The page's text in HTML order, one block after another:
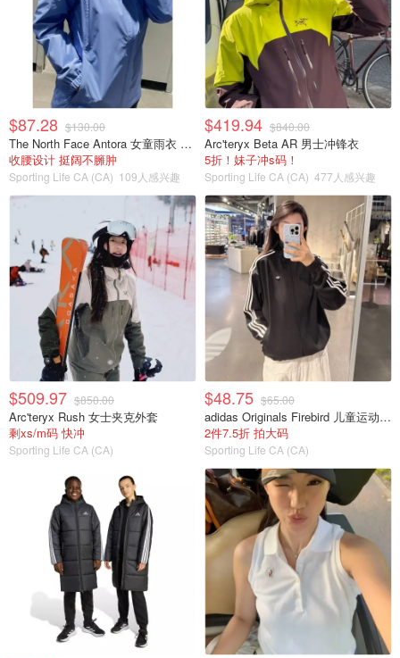
$87.28 $130.00
The North Face Antora 女童雨衣 防水款
收腰设计 挺阔不臃肿
Sporting Life CA (CA) 109人感兴趣
$419.94 $840.00
Arc'teryx Beta AR 男士冲锋衣
5折！妹子冲s码！
Sporting Life CA (CA) 477人感兴趣
$509.97 $850.00
Arc'teryx Rush 女士夹克外套
剩xs/m码 快冲
Sporting Life CA (CA)
$48.75 $65.00
adidas Originals Firebird 儿童运动夹克 宽松款
2件7.5折 拍大码
Sporting Life CA (CA)